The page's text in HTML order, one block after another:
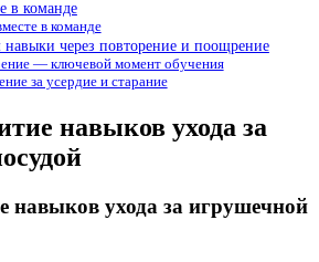
в команде
в команде
навыки через повторение и поощрение
— ключевой момент обучения
за усердие и старание
навыков ухода за
навыков ухода за игрушечной